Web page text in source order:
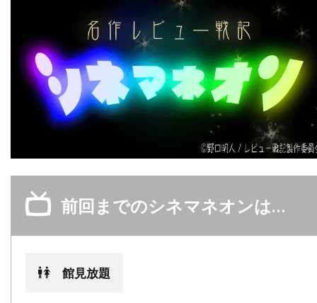
デイヴィッド・O・サックス
デイヴィッド・S・ウォード
デイヴィッド・T・フレンドリー
デイヴィッド・クレノン
デイヴィッド・グリブル
デイヴィッド・ホバーマン
デイヴィッド・マメット
デイヴィッド・レイ
前回までのシネマネオンは…
館見放題